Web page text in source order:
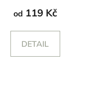
od 119 Kč
DETAIL